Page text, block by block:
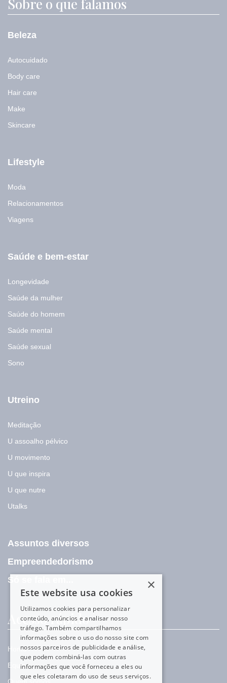
a
i
Sobre o que falamos
Beleza
Autocuidado
Body care
Hair care
Make
Skincare
Lifestyle
Moda
Relacionamentos
Viagens
Saúde e bem-estar
Longevidade
Saúde da mulher
Saúde do homem
Saúde mental
Saúde sexual
Sono
Utreino
Meditação
U assoalho pélvico
U movimento
U que inspira
U que nutre
Utalks
Assuntos diversos
Empreendedorismo
Só se fala em...
Acesso rápido
Home
Equipe
×
Este website usa cookies
Utilizamos cookies para personalizar
conteúdo, anúncios e analisar nosso
tráfego. Também compartilhamos
informações sobre o uso do nosso site com
nossos parceiros de publicidade e análise,
que podem combiná-las com outras
informações que você forneceu a eles ou
que eles coletaram do uso de seus serviços.